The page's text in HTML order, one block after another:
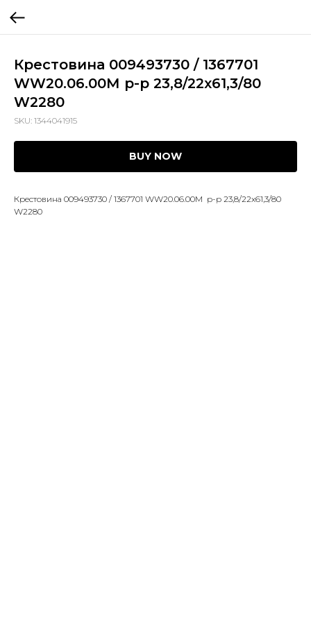
Крестовина 009493730 / 1367701
WW20.06.00М р-р 23,8/22х61,3/80
W2280
SKU: 1344041915
BUY NOW
Крестовина 009493730 / 1367701 WW20.06.00М р-р 23,8/22х61,3/80
W2280